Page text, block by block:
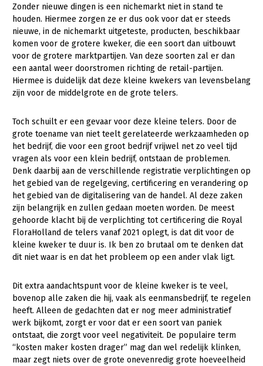
Dier
Biologische Landbouw
Geitenhouderij
Kalverhouderij
Konijnenhouderij
Melkveehouderij
Paardenhouderij
Pluimveehouderij
Schapenhouderij
Varkenshouderij
Vleesveehouderij
Plant
Akkerbouw
Biologische Landbouw
Bomen, vaste planten en zomerbloemen
Fruitteelt
Glastuinbouw
Paddenstoelen
Vollegrondsgroente
Multifunctionele landbouw
Multifunctioneel
Vrouw en Bedrijf
Onderwerpen
Nieuwsabonnement
Webinars
Over LTO
LTO Nederland
Mensen
Bestuur en Directie
Vakgroepbestuurders
Jaarverslag 2023
Pers
Contact
Zonder nieuwe dingen is een nichemarkt niet in stand te
houden. Hiermee zorgen ze er dus ook voor dat er steeds
nieuwe, in de nichemarkt uitgeteste, producten, beschikbaar
komen voor de grotere kweker, die een soort dan uitbouwt
voor de grotere marktpartijen. Van deze soorten zal er dan
een aantal weer doorstromen richting de retail-partijen.
Hiermee is duidelijk dat deze kleine kwekers van levensbelang
zijn voor de middelgrote en de grote telers.
Toch schuilt er een gevaar voor deze kleine telers. Door de
grote toename van niet teelt gerelateerde werkzaamheden op
het bedrijf, die voor een groot bedrijf vrijwel net zo veel tijd
vragen als voor een klein bedrijf, ontstaan de problemen.
Denk daarbij aan de verschillende registratie verplichtingen op
het gebied van de regelgeving, certificering en verandering op
het gebied van de digitalisering van de handel. Al deze zaken
zijn belangrijk en zullen gedaan moeten worden. De meest
gehoorde klacht bij de verplichting tot certificering die Royal
FloraHolland de telers vanaf 2021 oplegt, is dat dit voor de
kleine kweker te duur is. Ik ben zo brutaal om te denken dat
dit niet waar is en dat het probleem op een ander vlak ligt.
Dit extra aandachtspunt voor de kleine kweker is te veel,
bovenop alle zaken die hij, vaak als eenmansbedrijf, te regelen
heeft. Alleen de gedachten dat er nog meer administratief
werk bijkomt, zorgt er voor dat er een soort van paniek
ontstaat, die zorgt voor veel negativiteit. De populaire term
“kosten maker kosten drager” mag dan wel redelijk klinken,
maar zegt niets over de grote onevenredig grote hoeveelheid